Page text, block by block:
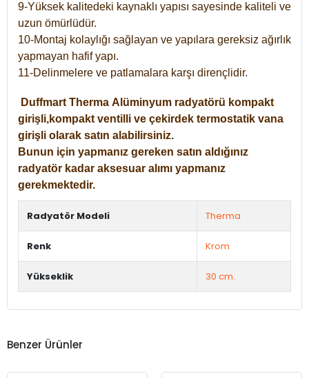
9-Yüksek kalitedeki kaynaklı yapısı sayesinde kaliteli ve
uzun ömürlüdür.
10-Montaj kolaylığı sağlayan ve yapılara gereksiz ağırlık
yapmayan hafif yapı.
11-Delinmelere ve patlamalara karşı dirençlidir.
Duffmart Therma Alüminyum radyatörü kompakt
girişli,kompakt ventilli ve çekirdek termostatik vana
girişli olarak satın alabilirsiniz.
Bunun için yapmanız gereken satın aldığınız
radyatör kadar aksesuar alımı yapmanız
gerekmektedir.
Radyatör Modeli Therma
Renk Krom
Yükseklik 30 cm.
Benzer Ürünler